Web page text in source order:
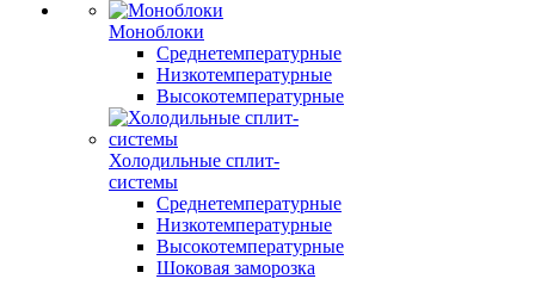
Моноблоки
Среднетемпературные
Низкотемпературные
Высокотемпературные
Холодильные сплит-
системы
Среднетемпературные
Низкотемпературные
Высокотемпературные
Шоковая заморозка